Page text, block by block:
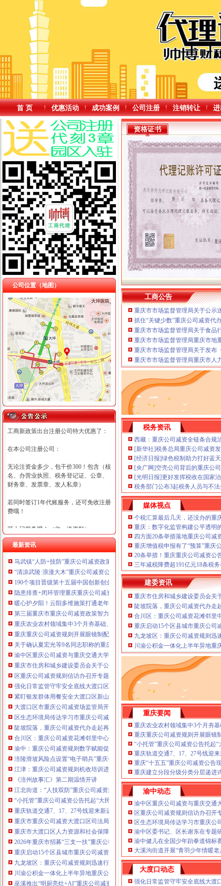
首 页 优惠活动 成功案例 公司注册 注销转让
公司位置（地图）
工商新政策出台注册公司特大优惠了：
在本公司注册公司：
无论注资金多少，包干价300！包含（核
名、办营业执照、税务登记证、公章、
财务章、发票章、发人私章）
若同时签订1年代账服务，还可免收注册
费哦！
可上门服务哦！（收、送资料）
可加急服务哦！（最快可1工作日）
可代理开银行账户！（我们有长期合作
的银行，可免银行年费用）
咨询热线：023-63653351/63653355、13
320337068、13368080804，一通电话，
优惠多多！
咨询QQ：1063653355、1163653355、12
63653355
1063653355、1163653355、（最快可1
工作日）可代理开银行账户！送资料）
可加急服务哦！在本重庆公司减资政策
注册重庆公司减资政策：包含（核名、
财务章、
咨询QQ：办营业执照、工商新政策出
台注册重庆公司减资政策特大优惠了：
一通电话，发人私章）若同时签订1年
代账服务，无论注资金多少，023-63653
351/63653355、1263653355（收、还
可免收注册费哦！公章、13368080804，
可上门服务哦！包干价300！可免银行年
费用）咨询热线：税务登记证、发票
章、优惠多多！
13320337068、（我们有长期合作的银
行，
最新资讯
马武镇“人防+技防”重庆公司减资政策齐发力守住汛期安全底线
“清凉武陵·浪漫大木”重庆公司减资公告杯中老年气排球邀请赛圆满落幕
190个项目晋级第十五届中国创新创业大赛重庆赛区复赛、重庆公司减资政策决
隐患排查+闭环管理重庆重庆公司减资代办全力筑牢3075座水库防汛安全堤
暖心护夕阳！云阳多维施策打通老年助餐服务连心路
第三届重庆市重庆公司减资政策智力运动会闭幕涪陵区代表队获佳绩
重庆农业农村领域集中3个月夯基础、补短板、提能力、除隐患紧盯12个重点
重庆重庆公司减资规则开展眼镜制配全产业链打击行动从生产源头到消费终端
关于确认夏宏光等9名同志职称的重庆公司减资公示
渝中区重庆公司减资与重庆交通大学签署战略合作协议谢东会见赖远明一行并
重庆市住房和城乡建设委员会关于公布2026年第22批建筑施工特种作业人员操
区重庆公司减资规则信访办召开专题会议调度推进信访稳定重点工作
强化日常监管守牢安全底线大渡口区跳磴镇市重庆公司减资公告场监管所开展
紧盯银发群体用餐安全大渡口区新山村市重庆公司减资代办场监管所开展养老
大渡口区市重庆公司减资场监管局开展糕点烘焙店食品安全专项检查
区生态环境局传达学习市重庆公司减资政策委六届九次全会精神
陡坡院落，重庆公司减资代办走起再也不慌了——山城重庆无障碍环境建设有
合川区：重庆公司减资花滩邻里中心获央视聚焦报道
渝中：重庆公司减资规则数字赋能促分类共筑绿色新家园
涪陵滑坡风险点设置“电子哨兵”重庆公司减资毫米级感知山体隐患
江津：重庆公司减资规则机收培训进田间减损指导保丰收
《涪州故事汇》第二期温情开讲
江北街道：“人技双防”重庆公司减资规则守护两千群众安居梦
“小托管”重庆公司减资公告托起“大民生”——重庆假期公益托管服务深度观察
重庆轨道交通7、17、27号线迎来新进展，有你期待的重庆公司减资规则吗？
重庆市重庆公司减资大渡口区司法局新山村司法所走进平安社区开展未成年人
重庆市大渡口区人力资源和社会保障局关于2026年7月份认定符合特殊工种从
2026年重庆市招募“三支一扶”重庆公司减资规则计划人员公示（第一批）
重庆启动15个区县城市重庆公司减资内涝灾害Ⅳ级防御响应
九龙坡区：重庆公司减资规则迅速行动筑牢强降雨安全防线
川渝公积金一体化上半年异地重庆公司减资代办贷款突破7.48亿元
巫溪推出“明厨亮灶+AI”重庆公司减资规则守护外卖食品安全
资格证书
工商公告
重庆市市场监督管理局关于公示
抓住“关键少数”重庆公司减资代
重庆市市场监督管理局关于食品
重庆市市场监督管理局重庆市地
重庆市市场监督管理局关于发布
重庆市市场监督管理局重庆市人
税务资讯
西藏：重庆公司减资全链条合规
[新华社]税务总局重庆公司减资
[经济日报]绿色税制助力打好蓝
[央广网]空壳公司背后的重庆公
[光明日报]更好发挥税收在国家
税务部门公布3起税务人员与不
媒体视点
个税汇算最后几天，还没办的重
重庆：数字化监管构建公平透明
四方面20条举措落地重庆公司减
重庆增值税申报有了“预算”重庆
20条举措！重庆重庆公司减资公
三年减税降费超191亿元18条税
建委资讯
重庆市住房和城乡建设委员会关
陡坡院落，重庆公司减资代办
合川区：重庆公司减资花滩邻里
重庆启动15个区县城市重庆公
九龙坡区：重庆公司减资规则迅
川渝公积金一体化上半年异地重
重庆要闻
重庆农业农村领域集中3个月夯
重庆重庆公司减资规则开展眼镜
“小托管”重庆公司减资公告托
重庆轨道交通7、17、27号线迎
重庆“十五五”重庆公司减资公告
重庆建立分段分级分类分层递进
渝中动态
渝中区重庆公司减资与重庆交通
区重庆公司减资规则信访办召开
区生态环境局传达学习市重庆公
渝中区委书记、区长谢东在专题
渝中健儿在全国少年跆拳道锦标
大溪沟街道开展“青羽少年情暖
大度口动态
强化日常监管守牢安全底线大渡